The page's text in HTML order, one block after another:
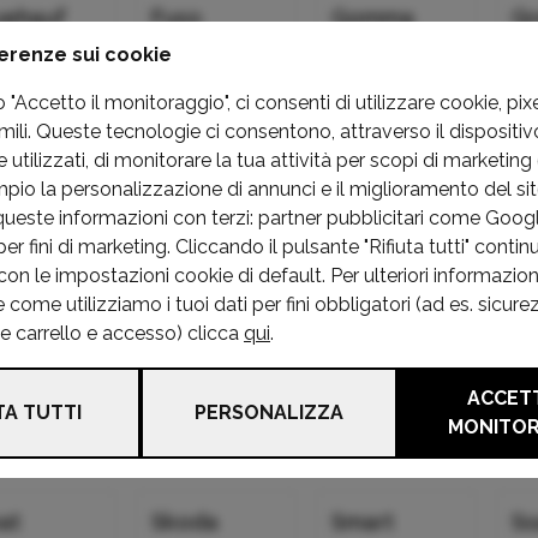
Fuso Gomma
Isuzu Iveco
Lada Lancia
Man Maserati
Skoda Smart
sui cookie
"Accetto il monitoraggio", ci consenti di utilizzare cookie,
Queste tecnologie ci consentono, attraverso il
utilizzati, di monitorare la tua attività per scopi di marketing
la personalizzazione di annunci e il miglioramento del
informazioni con terzi: partner pubblicitari come
fini di marketing. Cliccando il pulsante "Rifiuta tutti"
le impostazioni cookie di default. Per ulteriori
come utilizziamo i tuoi dati per fini obbligatori (ad es.
carrello e accesso) clicca qui.
TUTTI PERSONALIZZA